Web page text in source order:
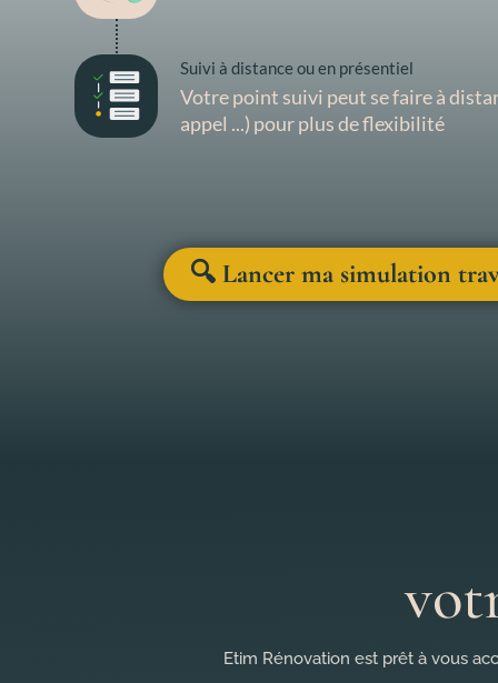
Suivi à distance ou en présentiel
Votre point suivi peut se faire à
appel ...) pour plus de flexibilité
🔍 Lancer ma simulation
Etim Rénovation est prêt à vous